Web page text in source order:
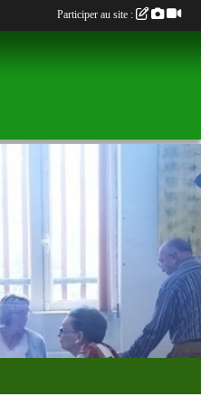
Participer au site :